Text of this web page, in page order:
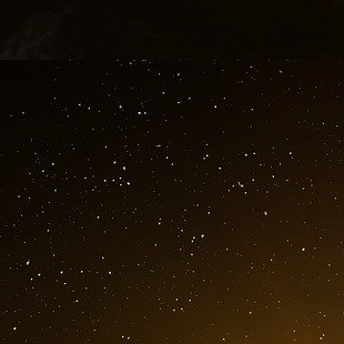
Catherine Toby. A la fin des
sexe : candidat à la reprise
« roi du porno »
avait été
moment, la banque
Depuis, sa soeur Véronique
« faux nez ». En 2004, Xavier
sa passivité arrangeante »,
n’avait pas le droit d’offrir un
septembre 2006
Un ex-PDG de